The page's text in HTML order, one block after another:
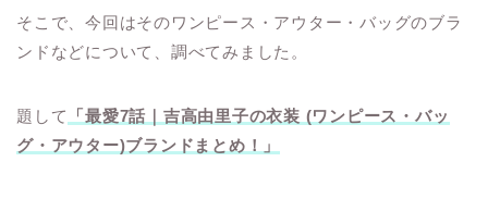
そこで、今回はそのワンピース・アウター・バッグのブラ
ンドなどについて、調べてみました。
題して
「最愛7話｜吉高由里子の衣装 (ワンピース・バッ
グ・アウター)ブランドまとめ！」